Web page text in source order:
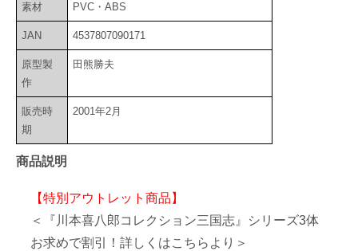
素材 PVC・ABS
JAN 4537807090171
原型製
作
田熊勝夫
販売時
期
2001年2月
商品説明
【特別アウトレット商品】
＜『川本喜八郎コレクション三国志』シリーズ3体
お求めで割引！詳しくはこちらより＞